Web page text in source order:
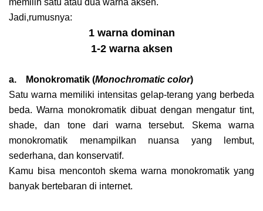
memilih satu atau dua warna aksen.
Jadi,rumusnya:
1 warna dominan
1-2 warna aksen
a. Monokromatik (Monochromatic color)
Satu warna memiliki intensitas gelap-terang yang berbeda
beda. Warna monokromatik dibuat dengan mengatur tint,
shade, dan tone dari warna tersebut. Skema warna
monokromatik menampilkan nuansa yang lembut,
sederhana, dan konservatif.
Kamu bisa mencontoh skema warna monokromatik yang
banyak bertebaran di internet.